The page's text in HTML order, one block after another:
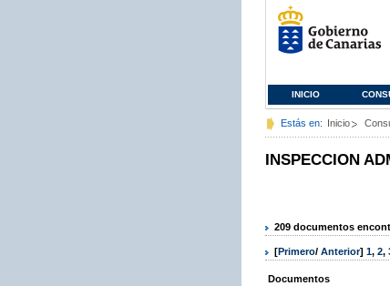
INICIO
Estás en: Inicio
INSPECCION
209 documentos
[Primero/ Anterior] 1, 2,
Documentos